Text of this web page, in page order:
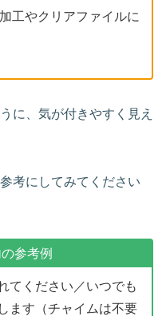
工やクリアファイルに
に、気が付きやすく見え
考にしてみてください
参考例
てください／いつでも
ます（チャイムは不要